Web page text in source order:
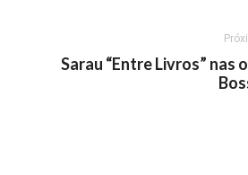
Sarau “Entre Livros” nas